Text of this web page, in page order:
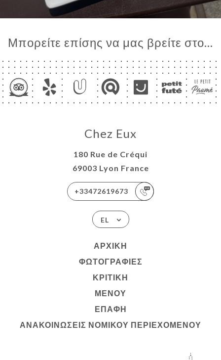
Μπορείτε επίσης να μας βρείτε στο...
Chez Eux
180 Rue de Créqui
69003 Lyon France
+33472619673
EL
ΑΡΧΙΚΉ
ΦΩΤΟΓΡΑΦΊΕΣ
ΚΡΙΤΙΚΉ
ΜΕΝΟΎ
ΕΠΑΦΉ
ΑΝΑΚΟΙΝΏΣΕΙΣ ΝΟΜΙΚΟΎ ΠΕΡΙΕΧΟΜΈΝΟΥ